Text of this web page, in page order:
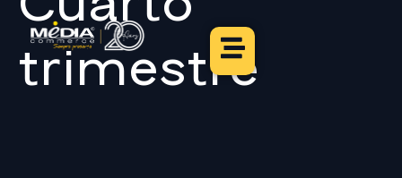
trimestre